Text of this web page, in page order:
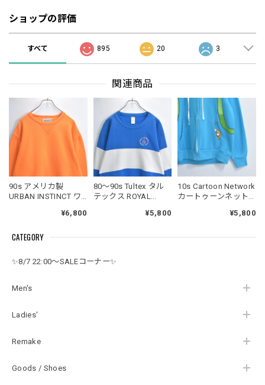
CATEGORY
✨8/7 22:00～SALEコーナー✨
Men's
Ladies'
Remake
Goods / Shoes
ショップの評価
すべて 895 20 3
関連商品
90s アメリカ製
URBAN INSTINCT ワ
ーネック トレーナー
スウェット ヴィンテ
古着 ユニセックスデ
ザイン
¥6,800
80～90s Tultex タル
テックス ROYAL
CLUB 刺繍 カラーブ
ェット トレーナー ヴ
ジ USA アメリカ古着
メンズS
¥5,800
10s Cartoon Network
カートゥーンネット
ータイム キャラクタ
ディー トロンプルイ
¥5,800